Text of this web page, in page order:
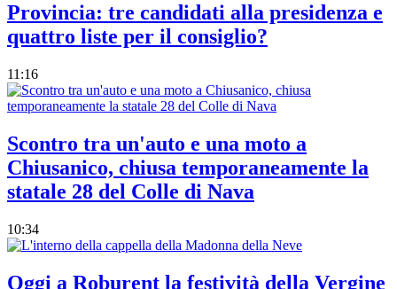
Provincia: tre candidati alla presidenza e
quattro liste per il consiglio?
11:16
Scontro tra un'auto e una moto a
Chiusanico, chiusa temporaneamente la
statale 28 del Colle di Nava
10:34
Oggi a Roburent la festività della Vergine